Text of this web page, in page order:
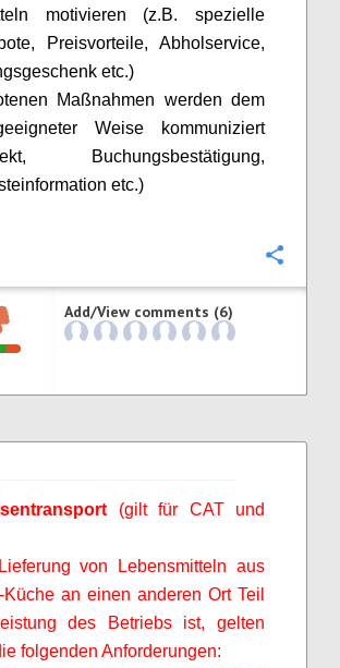
motivieren (z.B. spezielle
Preisvorteile, Abholservice,
etc.)
Maßnahmen werden dem
Weise kommuniziert
Buchungsbestätigung,
etc.)
Add/View comments (6)
(gilt für CAT und
von Lebensmitteln aus
an einen anderen Ort Teil
des Betriebs ist, gelten
folgenden Anforderungen: